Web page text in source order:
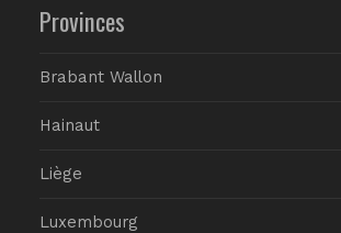
Provinces
Brabant Wallon
Hainaut
Liège
Luxembourg